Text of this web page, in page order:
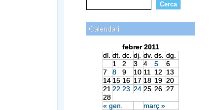
Calendari
febrer 2011
dl. dt. dc. dj. dv. ds. dg.
« gen. març »
1 2 3 4 5
6
7
8 9 10 11 12
13
14 15 16 17 18 19 20
21 22 23 24 25 26 27
28